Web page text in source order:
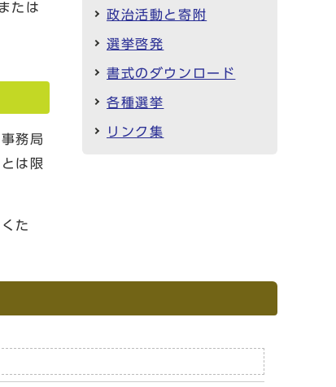
たは
務局
は限
た
政治活動と寄附
選挙啓発
書式のダウンロード
各種選挙
リンク集